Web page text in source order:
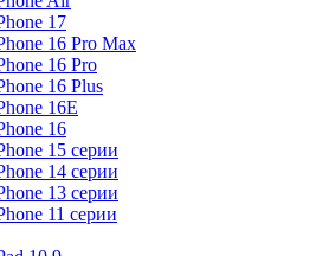
17
16 Pro Max
16 Pro
16 Plus
16E
16
15 серии
14 серии
13 серии
11 серии